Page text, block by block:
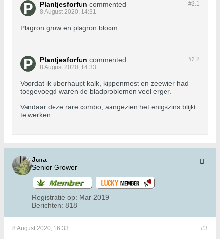
#2.1
Plantjesforfun commented
8 August 2020, 14:31
Plagron grow en plagron bloom
#2.2
Plantjesforfun commented
8 August 2020, 14:33
Voordat ik uberhaupt kalk, kippenmest en zeewier had
toegevoegd waren de bladproblemen veel erger.
Vandaar deze rare combo, aangezien het enigszins blijkt
te werken.
Jura
Senior Grower
Registratie op: Mar 2019
Berichten: 818
#3
8 August 2020, 16:33